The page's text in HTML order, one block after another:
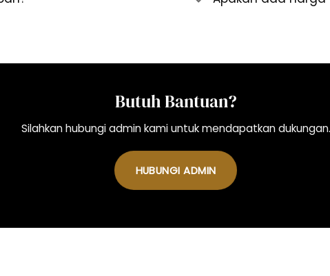
Butuh Bantuan?
Silahkan hubungi admin kami untuk mendapatkan dukungan.
HUBUNGI ADMIN